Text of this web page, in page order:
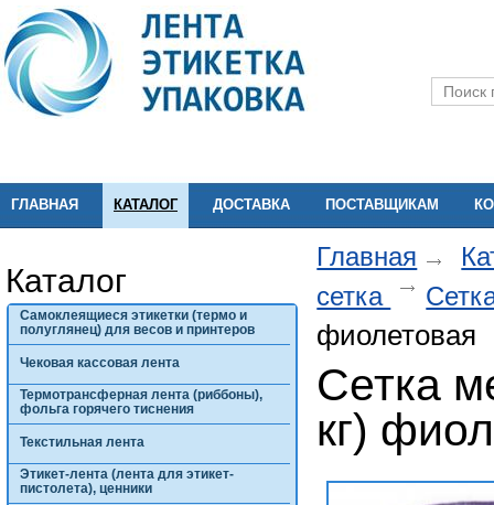
ГЛАВНАЯ КАТАЛОГ ДОСТАВКА ПОСТАВЩИКАМ
Каталог
Самоклеящиеся этикетки (термо и
полуглянец) для весов и принтеров
Чековая кассовая лента
Термотрансферная лента (риббоны),
фольга горячего тиснения
Текстильная лента
Этикет-лента (лента для этикет-
пистолета), ценники
Главная
сетка
фиолетовая
Сетка
кг)